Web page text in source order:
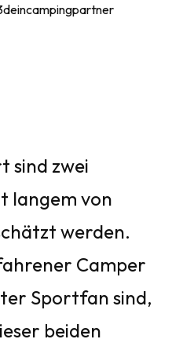
deincampingpartner
sind zwei
langem von
werden.
Camper
Sportfan sind,
beiden